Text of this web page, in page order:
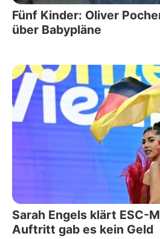
Fünf Kinder: Oliver
über Babypläne
Sarah Engels klärt ESC-
Auftritt gab es kein Geld